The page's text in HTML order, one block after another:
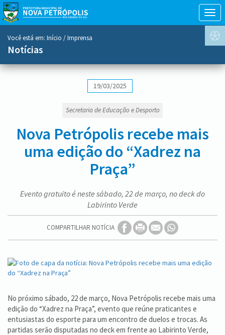
menu
Você está em: Início / Imprensa
Notícias
19/03/2025
Secretaria de Educação e Desporto
Nova Petrópolis recebe mais
uma edição do “Xadrez na
Praça”
Evento gratuito é neste sábado, 22 de março, no deck do
Labirinto Verde
COMPARTILHAR NOTÍCIA
No próximo sábado, 22 de março, Nova Petrópolis recebe mais uma
edição do “Xadrez na Praça”, evento que reúne praticantes e
entusiastas do esporte para um encontro de duelos e trocas. As
partidas serão disputadas no deck em frente ao Labirinto Verde,